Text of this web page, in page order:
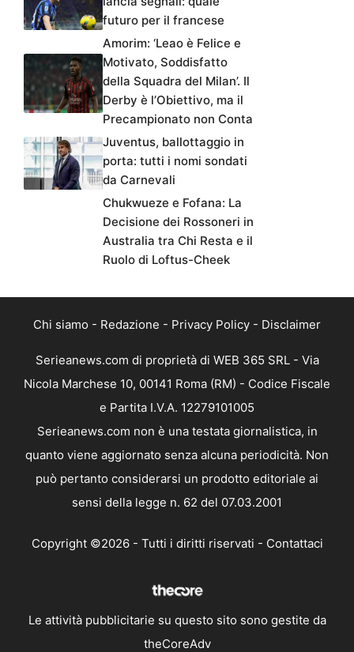
futuro per il francese
Amorim: ‘Leao è Felice e
Motivato, Soddisfatto
della Squadra del Milan’. Il
Derby è l’Obiettivo, ma il
Precampionato non Conta
Juventus, ballottaggio in
porta: tutti i nomi sondati
da Carnevali
Chukwueze e Fofana: La
Decisione dei Rossoneri in
Australia tra Chi Resta e il
Ruolo di Loftus-Cheek
Chi siamo - Redazione - Privacy Policy - Disclaimer
Serieanews.com di proprietà di WEB 365 SRL - Via
Nicola Marchese 10, 00141 Roma (RM) - Codice Fiscale
e Partita I.V.A. 12279101005
Serieanews.com non è una testata giornalistica, in
quanto viene aggiornato senza alcuna periodicità. Non
può pertanto considerarsi un prodotto editoriale ai
sensi della legge n. 62 del 07.03.2001
Copyright ©2026 - Tutti i diritti riservati - Contattaci
Le attività pubblicitarie su questo sito sono gestite da
theCoreAdv